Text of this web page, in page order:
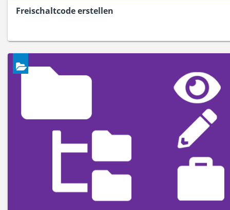
Freischaltcode erstellen